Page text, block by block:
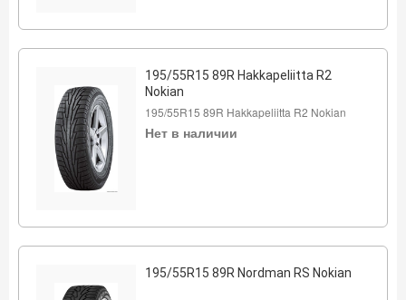
195/55R15 89R Hakkapeliitta R2
Nokian
195/55R15 89R Hakkapeliitta R2 Nokian
Нет в наличии
195/55R15 89R Nordman RS Nokian